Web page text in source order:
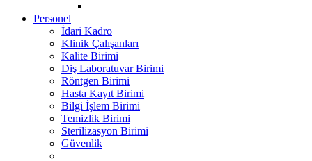
Personel
İdari Kadro
Klinik Çalışanları
Kalite Birimi
Diş Laboratuvar Birimi
Röntgen Birimi
Hasta Kayıt Birimi
Bilgi İşlem Birimi
Temizlik Birimi
Sterilizasyon Birimi
Güvenlik